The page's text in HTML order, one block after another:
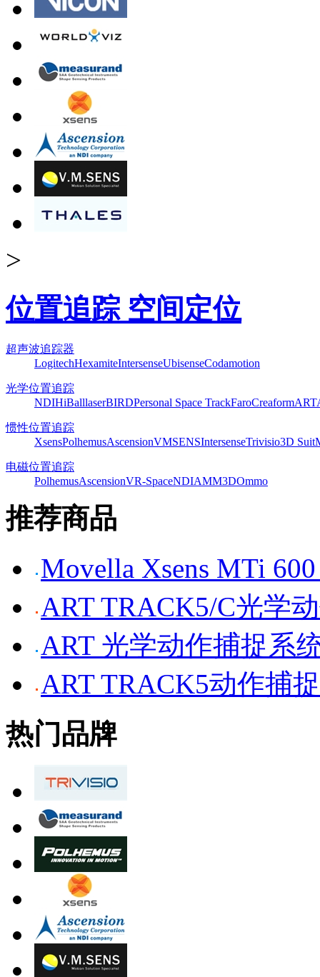
>
位置追踪 空间定位
超声波追踪器
LogitechHexamiteIntersenseUbisenseCodamotion
光学位置追踪
NDIHiBalllaserBIRDPersonal Space TrackFaroCreaformART
惯性位置追踪
XsensPolhemusAscensionVMSENSIntersenseTrivisio3D Suit
电磁位置追踪
PolhemusAscensionVR-SpaceNDIAMM3DOmmo
推荐商品
Movella Xsens MTi
ART TRACK5/C光学
ART 光学动作捕捉系
ART TRACK5动作捕
热门品牌